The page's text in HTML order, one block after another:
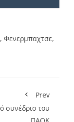
, Φενερμπαχτσε,
Prev
συνέδριο του
ΠΑΟΚ